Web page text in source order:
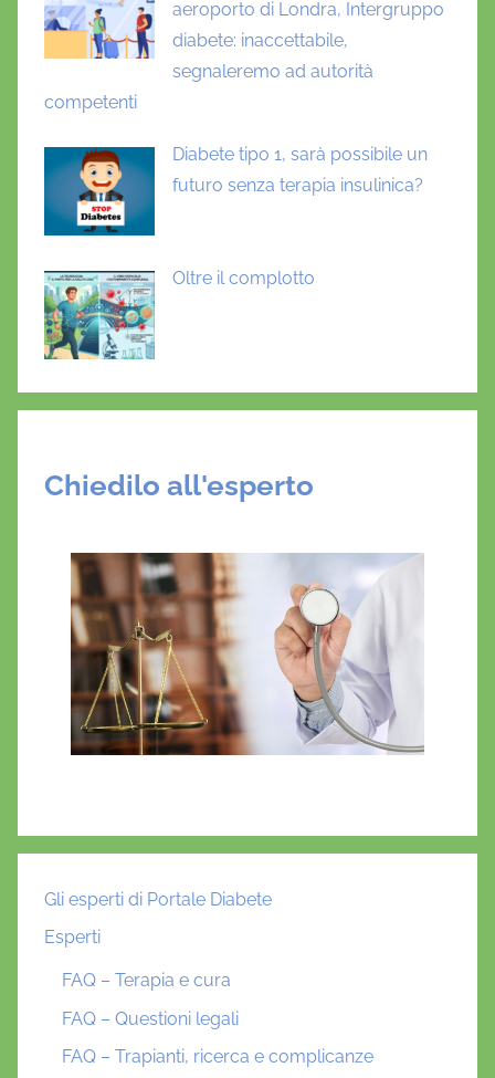
aeroporto di Londra, Intergruppo
diabete: inaccettabile,
segnaleremo ad autorità
competenti
Diabete tipo 1, sarà possibile un
futuro senza terapia insulinica?
Oltre il complotto
Chiedilo all'esperto
Gli esperti di Portale Diabete
Esperti
FAQ – Terapia e cura
FAQ – Questioni legali
FAQ – Trapianti, ricerca e complicanze